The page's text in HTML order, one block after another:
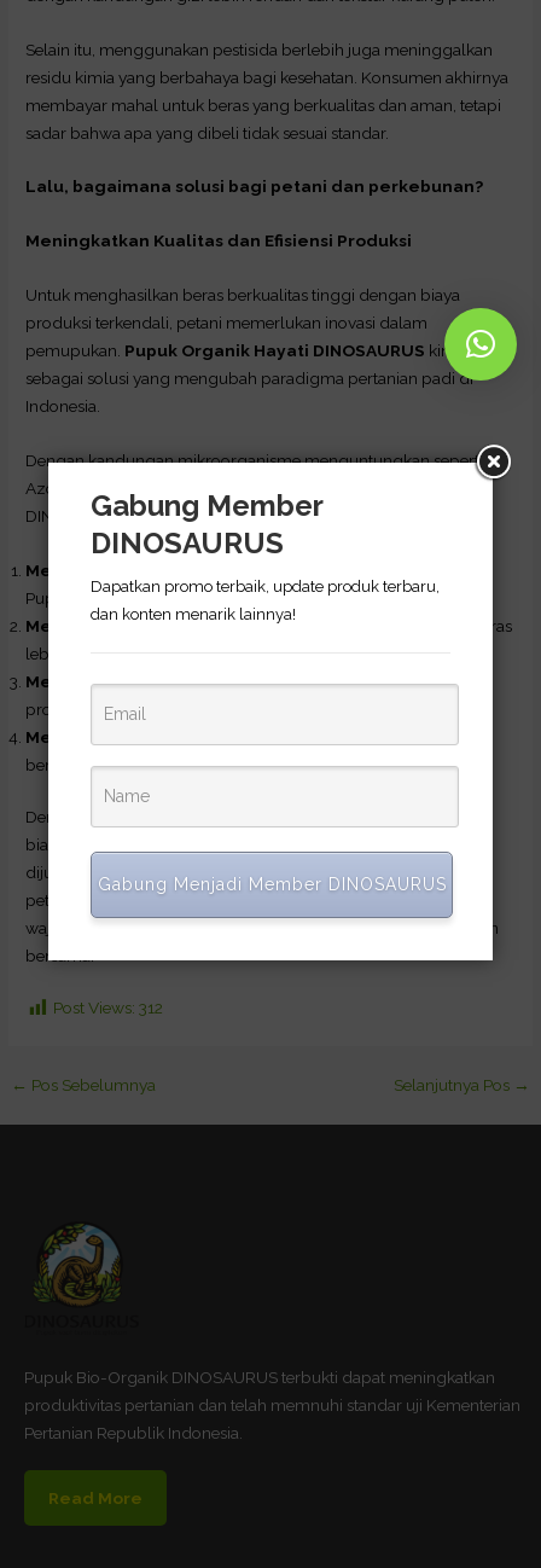
Selain itu, menggunakan pestisida berlebih juga meninggalkan
residu kimia yang berbahaya bagi kesehatan. Konsumen akhirnya
membayar mahal untuk beras yang berkualitas dan aman, tetapi
sadar bahwa apa yang dibeli tidak sesuai standar.
Lalu, bagaimana solusi bagi petani dan perkebunan?
Meningkatkan Kualitas dan Efisiensi Produksi
Untuk menghasilkan beras berkualitas tinggi dengan biaya
produksi terkendali, petani memerlukan inovasi dalam
pemupukan. Pupuk Organik Hayati DINOSAURUS kini hadir
sebagai solusi yang mengubah paradigma pertanian padi di
Indonesia.
Dengan kandungan mikroorganisme menguntungkan seperti
Azotobacter, Rhizobium, dan Bacillus Thuringiensis, Pupuk
DINOSAURUS membantu:
Mengurangi biaya produksi
Pupuk Kimia bisa dikurangi secara drastis.
Meningkatkan hasil panenhingga 50% dengan kualitas beras
lebih pulen, harum, dan bergizi.
Memperbaiki kesehatan tanahsecara alami sehingga
produktivitas lahan tetap terjaga untuk jangka panjang.
Menghasilkan beras organik
bernilai jual lebih tinggi.
Dengan Pupuk DINOSAURUS, petani tidak hanya menghemat
biaya, namun juga menghasilkan beras premium yang layak
dijual dengan harga lebih, menghasilkan solusi terbaik untuk
petani dan konsumen. Beras berkualitas tinggi dengan harga
wajar bukan lagi mimpi, tetapi realitas yang dapat kita wujudkan
bersama!
Post Views: 312
← Pos Sebelumnya Selanjutnya Pos →
Pupuk Bio-Organik DINOSAURUS terbukti dapat meningkatkan
produktivitas pertanian dan telah memnuhi standar uji Kementerian
Pertanian Republik Indonesia.
Read More
Gabung Member
DINOSAURUS
Dapatkan promo terbaik, update produk terbaru,
dan konten menarik lainnya!
Gabung Menjadi Member DINOSAURUS